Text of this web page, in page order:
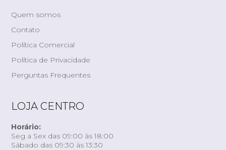
Quem somos
Contato
Política Comercial
Política de Privacidade
Perguntas Frequentes
LOJA CENTRO
Horário:
Seg a Sex das 09:00 às 18:00
Sábado das 09:30 às 13:30